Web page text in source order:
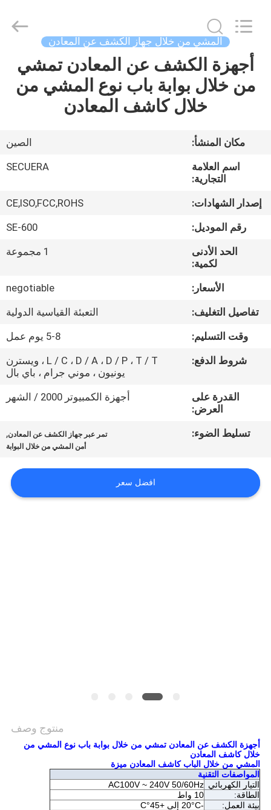
مسكن
معلومات
جولة
المعمل
مراقبة
الجودة
اتصل
اطلب
الموقع
المشي من خلال جهاز الكشف عن المعادن
أجهزة الكشف عن المعادن تمشي
من خلال بوابة باب نوع المشي من
خلال كاشف المعادن
مكان المنشأ:
الصين
اسم العلامة
التجارية:
SECUERA
إصدار الشهادات:
CE,ISO,FCC,ROHS
رقم الموديل:
SE-600
الحد الأدنى
لكمية:
1 مجموعة
الأسعار:
negotiable
تفاصيل التغليف:
التعبئة القياسية الدولية
وقت التسليم:
5-8 يوم عمل
شروط الدفع:
L / C ، D / A ، D / P ، T / T ، ويسترن
يونيون ، موني جرام ، باي بال
القدرة على
العرض:
أجهزة الكمبيوتر 2000 / الشهر
تسليط الضوء: تمر عبر جهاز الكشف عن المعادن,
أمن المشي من خلال البوابة
افضل سعر
منتوج وصف
أجهزة الكشف عن المعادن تمشي من خلال بوابة باب نوع المشي من
خلال كاشف المعادن
المشي من خلال الباب كاشف المعادن ميزة
المواصفات التقنية
التيار الكهربائي AC100V ~ 240V 50/60Hz
الطاقة:
10 واط
بيئة العمل:
-20°C إلى +45°C